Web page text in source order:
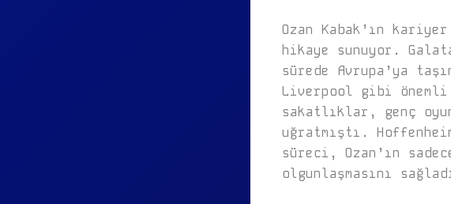
Ozan Kabak’ın
hikaye sunuyor.
sürede Avrupa’ya
Liverpool gibi önemli
sakatlıklar, genç
uğratmıştı.
süreci, Ozan’ın
olgunlaşmasını